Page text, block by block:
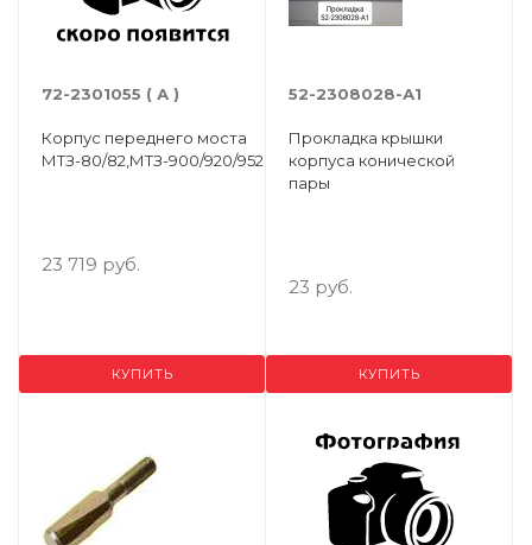
72-2301055 ( А )
Корпус переднего моста
МТЗ-80/82,МТЗ-900/920/952
23 719 руб.
КУПИТЬ
52-2308028-А1
Прокладка крышки
корпуса конической
пары
23 руб.
КУПИТЬ